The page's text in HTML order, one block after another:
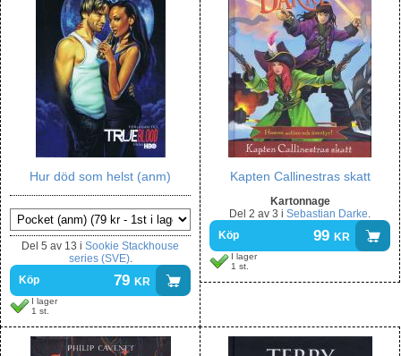
Hur död som helst (anm)
Del 5 av 13 i Sookie Stackhouse
series (SVE).
Köp
79 kr
I lager
1 st.
Kapten Callinestras skatt
Kartonnage
Del 2 av 3 i Sebastian Darke
Köp
99 kr
I lager
1 st.